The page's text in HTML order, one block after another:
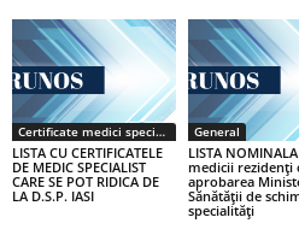
Certificate medici specialiști / primari
LISTA CU CERTIFICATELE
DE MEDIC SPECIALIST
CARE SE POT RIDICA DE
LA D.S.P. IASI
General
LISTA
medicii rezidenţi
aprobarea
Sănătăţii de
specialităţi